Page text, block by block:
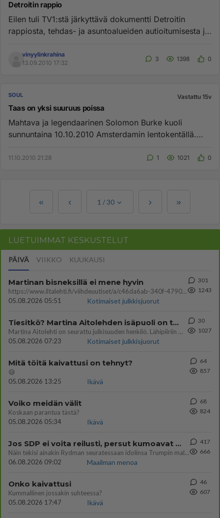
Detroitin rappio
Eilen tuli TV1:stä järkyttävä dokumentti Detroitin
rappiosta, tehdas- ja asuntoalueiden autioitumisesta ja
vinyylinkrahina
13.09.2010 17:32
3 1398 0
SOUL Vastattu 15v
Taas on yksi suuruus poissa
Mahtava ja legendaarinen Solomon Burke kuoli
sunnuntaina 10.10.2010 Amsterdamin lentokentällä.
11.10.2010 21:28 1 1021 0
1 /30
LUETUIMMAT KESKUSTELUT
PÄIVÄ VIIKKO KUUKAUSI
Martinan bisneksillä ei mene hyvin
https://www.iltalehti.fi/viihdeuutiset/a/c46da6ab-340f-4790-aaa7-0865eed2336 Yrityksen konkurssihakemus on tullut kärä
05.08.2026 05:51
Kotimaiset julkkisjuorut
301
1243
Tiesitkö? Martina Aitolehden isäpuoli on tämä suosittu laulaja
Martina Aitolehti on seurattu julkisuuden henkilö. Lähipiiriin mahtuu muitakin tunnettuja henkilöitä. Tiesitkö, että Ma
05.08.2026 07:23
Kotimaiset julkkisjuorut
30
1027
Mitä töitä kaivattusi on tehnyt?
😅
05.08.2026 13:25
Ikävä
64
857
Voiko meidän välit
Koskaan parantua tästä?
05.08.2026 05:34
Ikävä
68
824
Jos SDP ei voita reilusti, persut kumoavat demokratian Suomesta
Näin tekisi ainakin Rydman seuratessaan idolinsa Trumpin mallia https://www.is.fi/politiikka/art-2000012187244.html
06.08.2026 09:02
Maailman menoa
417
666
Onko kaivattusi
Kummallinen jossakin suhteessa?
05.08.2026 17:47
Ikävä
46
607